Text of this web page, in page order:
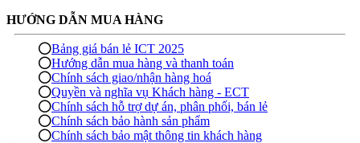
HƯỚNG DẪN MUA HÀNG
Bảng giá bán lẻ ICT 2025
Hướng dẫn mua hàng và thanh toán
Chính sách giao/nhận hàng hoá
Quyền và nghĩa vụ Khách hàng - ECT
Chính sách hỗ trợ dự án, phân phối, bán lẻ
Chính sách bảo hành sản phẩm
Chính sách bảo mật thông tin khách hàng